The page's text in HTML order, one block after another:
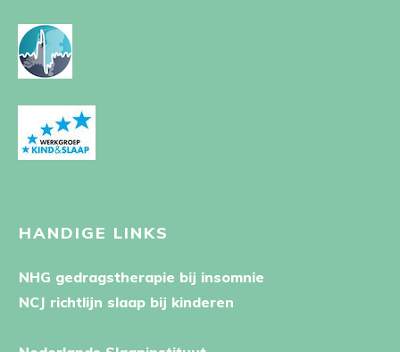
HANDIGE LINKS
NHG gedragstherapie bij insomnie
NCJ richtlijn slaap bij kinderen